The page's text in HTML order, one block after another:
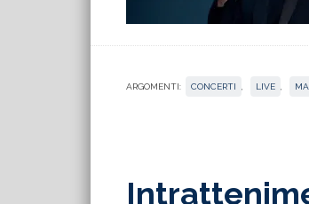
ARGOMENTI: CONCERTI LIVE